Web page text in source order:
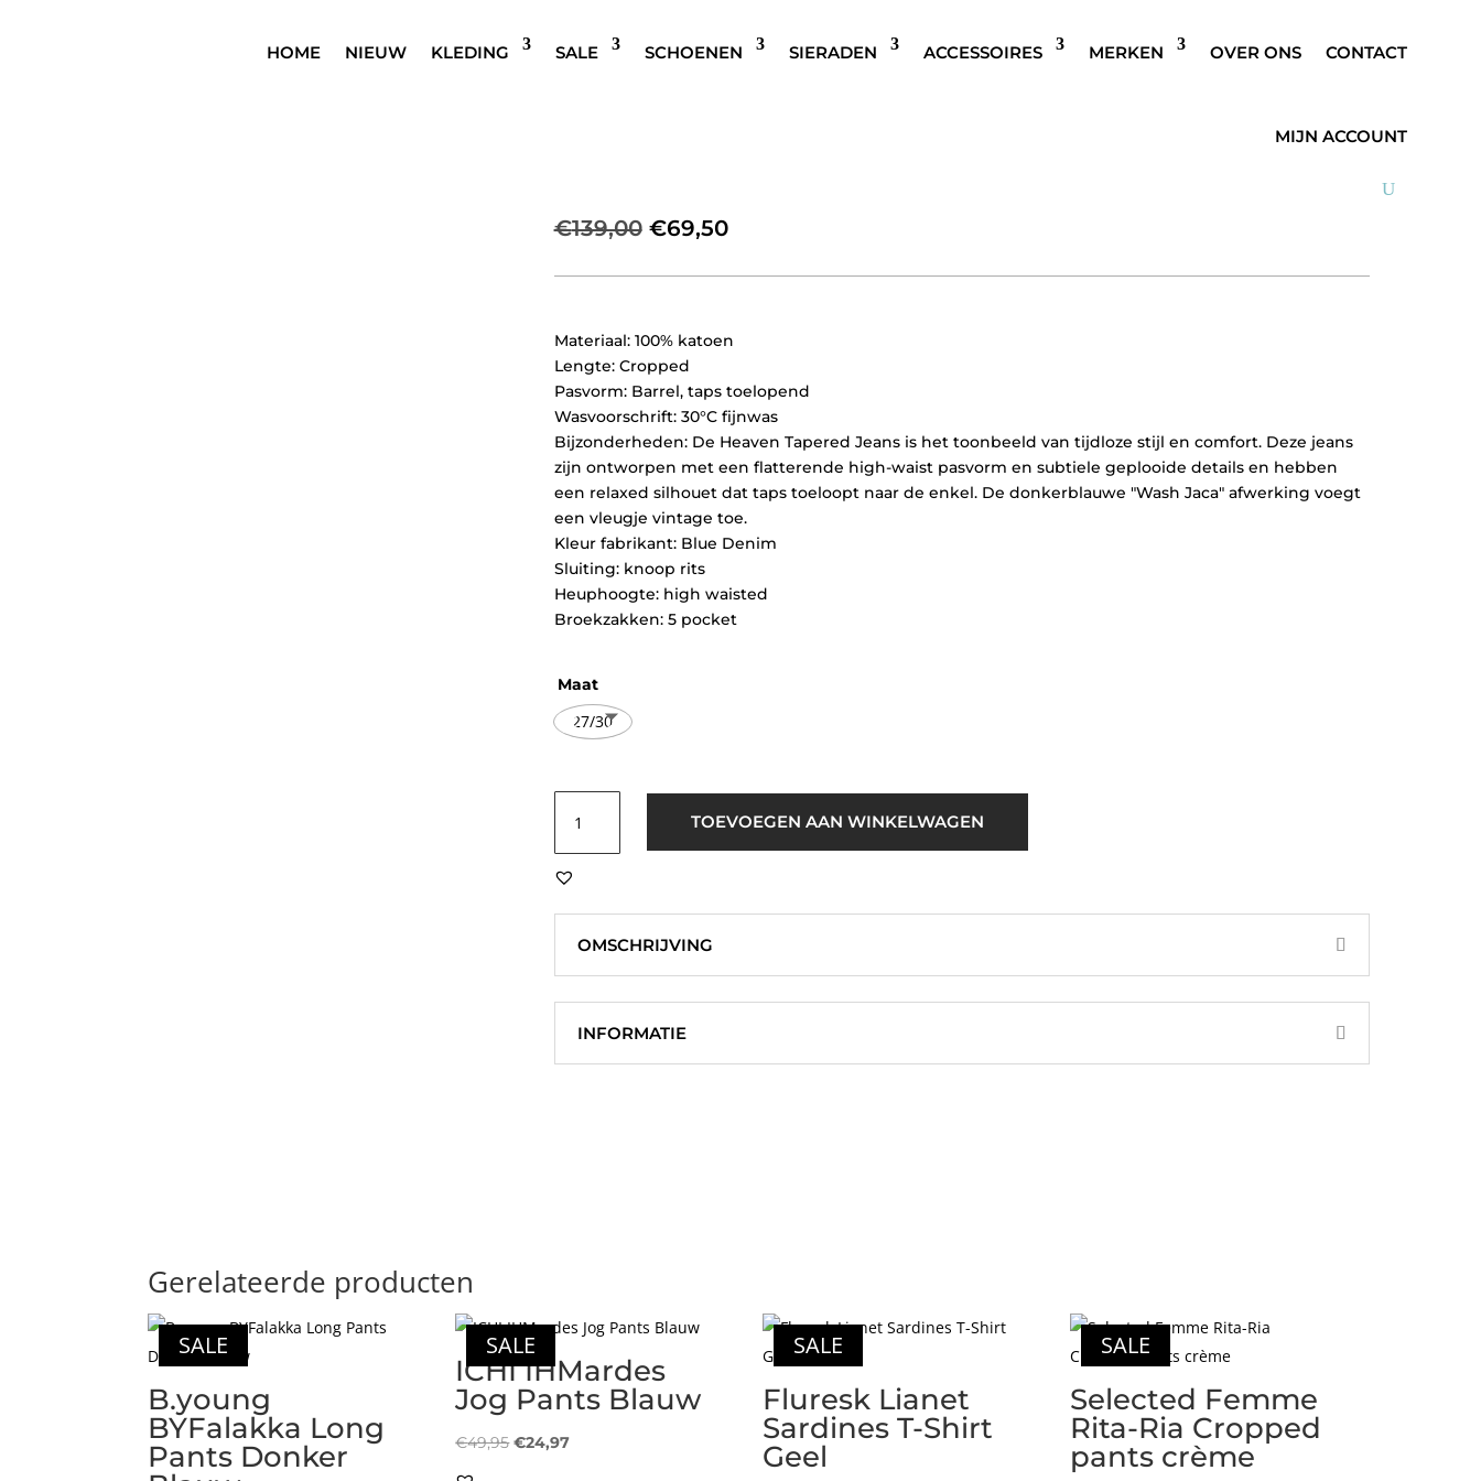
HOME NIEUW KLEDING SALE SCHOENEN SIERADEN ACCESSOIRES MERKEN OVER ONS CONTACT
MIJN ACCOUNT
€139,00 Oorspronkelijke
was:
€69,50Huidige
is:
Materiaal: 100% katoen
Lengte: Cropped
Pasvorm: Barrel, taps toelopend
Wasvoorschrift: 30°C fijnwas
Bijzonderheden: De Heaven Tapered Jeans is het toonbeeld van tijdloze stijl en comfort. Deze jeans
zijn ontworpen met een flatterende high-waist pasvorm en subtiele geplooide details en hebben
een relaxed silhouet dat taps toeloopt naar de enkel. De donkerblauwe "Wash Jaca" afwerking voegt
een vleugje vintage toe.
Kleur fabrikant: Blue Denim
Sluiting: knoop rits
Heuphoogte: high waisted
Broekzakken: 5 pocket
Maat
27/30
Copenhagen
Heaven
Cropped
aantal
TOEVOEGEN AAN WINKELWAGEN
OMSCHRIJVING
INFORMATIE
Gerelateerde producten
SALE
B.young
BYFalakka Long
Pants Donker
SALE
ICHI IHMardes
Jog Pants Blauw
€49,95 Oorspronkelijke
€24,97Huidige
SALE
Fluresk Lianet
Sardines T-Shirt
Geel
SALE
Selected Femme
Rita-Ria Cropped
pants crème